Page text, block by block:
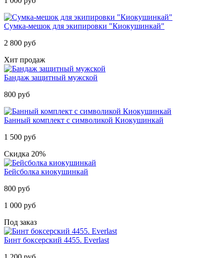
Cумка-мешок для экипировки "Киокушинкай"
2 800 руб
Хит продаж
Бандаж защитный мужской
800 руб
Банный комплект с символикой Киокушинкай
1 500 руб
Скидка 20%
Бейсболка киокушинкай
800 руб
1 000 руб
Под заказ
Бинт боксерский 4455. Everlast